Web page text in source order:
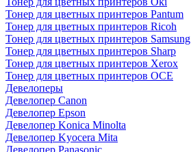
Тонер для цветных принтеров Pantum
Тонер для цветных принтеров Ricoh
Тонер для цветных принтеров Samsung
Тонер для цветных принтеров Sharp
Тонер для цветных принтеров Xerox
Тонер для цветных принтеров OCE
Девелоперы
Девелопер Canon
Девелопер Epson
Девелопер Konica Minolta
Девелопер Kyocera Mita
Девелопер Panasonic